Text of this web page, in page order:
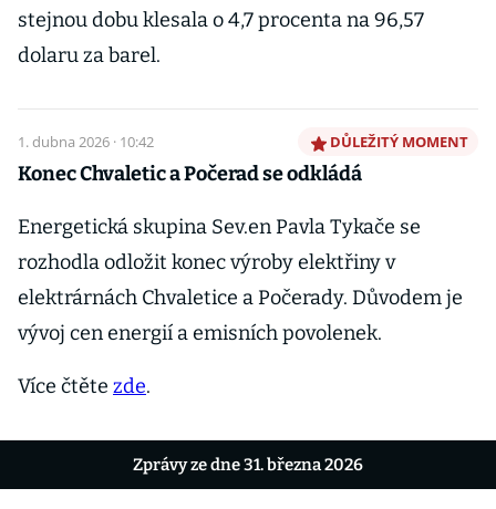
stejnou dobu klesala o 4,7 procenta na 96,57
dolaru za barel.
1. dubna 2026 · 10:42 DŮLEŽITÝ MOMENT
Konec Chvaletic a Počerad se odkládá
Energetická skupina Sev.en Pavla Tykače se
rozhodla odložit konec výroby elektřiny v
elektrárnách Chvaletice a Počerady. Důvodem je
vývoj cen energií a emisních povolenek.
Více čtěte zde.
Zprávy ze dne 31. března 2026